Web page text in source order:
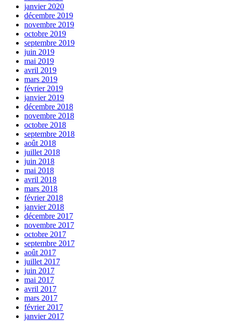
janvier 2020
décembre 2019
novembre 2019
octobre 2019
septembre 2019
juin 2019
mai 2019
avril 2019
mars 2019
février 2019
janvier 2019
décembre 2018
novembre 2018
octobre 2018
septembre 2018
août 2018
juillet 2018
juin 2018
mai 2018
avril 2018
mars 2018
février 2018
janvier 2018
décembre 2017
novembre 2017
octobre 2017
septembre 2017
août 2017
juillet 2017
juin 2017
mai 2017
avril 2017
mars 2017
février 2017
janvier 2017